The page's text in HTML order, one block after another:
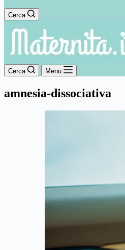
Cerca
Cerca Menu
amnesia-dissociativa